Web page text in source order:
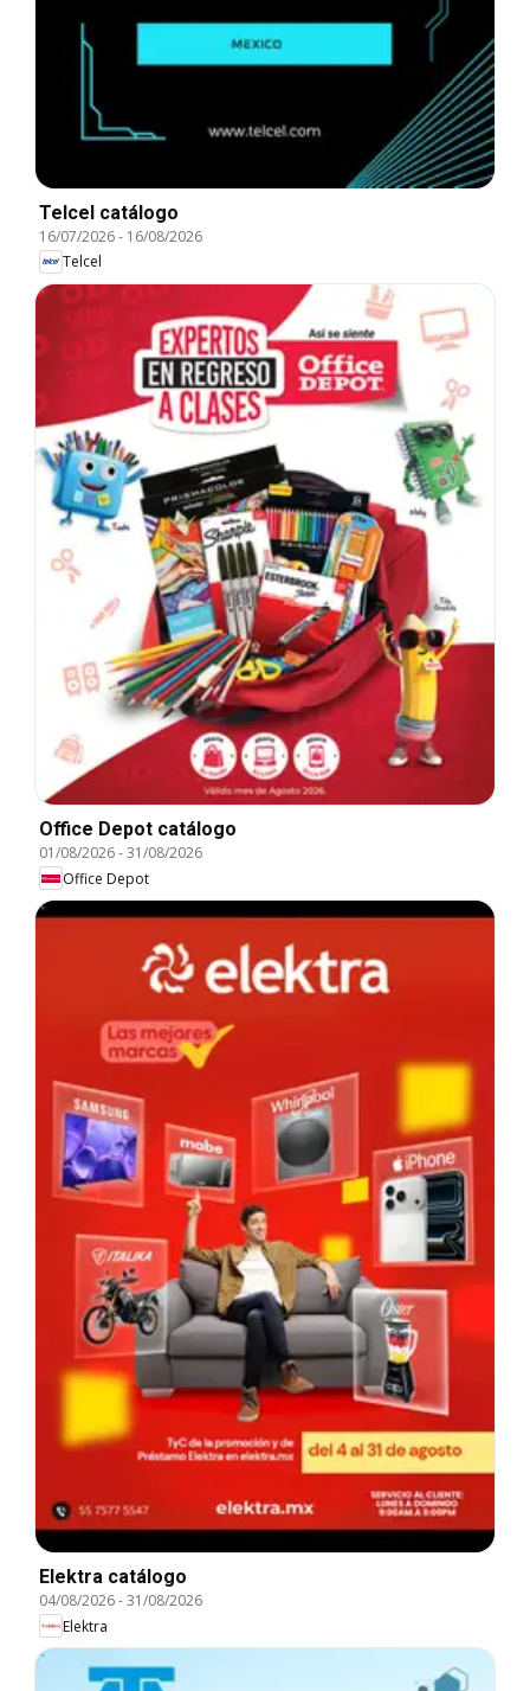
Telcel catálogo
16/07/2026- 16/08/2026
Telcel
Office Depot catálogo
01/08/2026-31/08/2026
Office Depot
Elektra catálogo
04/08/2026-31/08/2026
Elektra